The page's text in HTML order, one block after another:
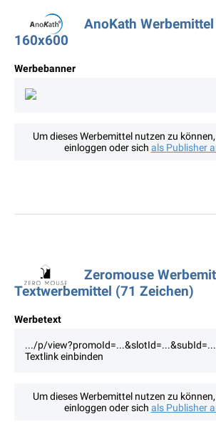
AnoKath
160x600
Werbebanner
Um dieses Werbemittel nutzen zu
einloggen oder sich als Publisher
Zeromouse
Textwerbemittel (71 Zeichen)
Werbetext
.../p/
Textlink einbinden
Um dieses Werbemittel nutzen zu
einloggen oder sich als Publisher